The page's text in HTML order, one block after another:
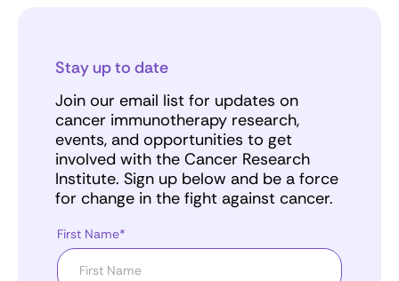
Stay up to date
Join our email list for updates on
cancer immunotherapy research,
events, and opportunities to get
involved with the Cancer Research
Institute. Sign up below and be a force
for change in the fight against cancer.
First Name*